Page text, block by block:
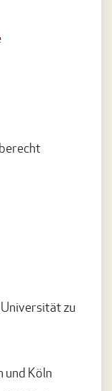
zu
und Köln